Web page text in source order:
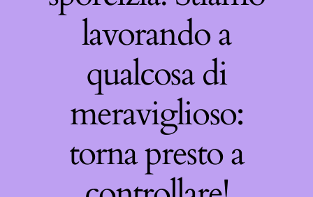
lavorando a
qualcosa di
meraviglioso:
torna presto a